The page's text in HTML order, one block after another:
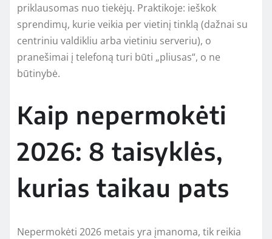
priklausomas nuo tiekėjų. Praktikoje: ieškok
sprendimų, kurie veikia per vietinį tinklą (dažnai su
centriniu valdikliu arba vietiniu serveriu), o
pranešimai į telefoną turi būti „pliusas“, o ne
būtinybė.
Kaip nepermokėti
2026: 8 taisyklės,
kurias taikau pats
Nepermokėti 2026 metais yra įmanoma, tik reikia